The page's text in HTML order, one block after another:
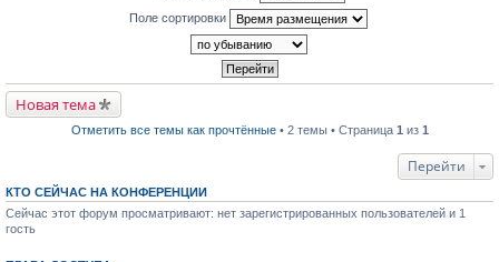
и
а
н
н
с
о
о
у
н
е
п
р
т
а
н
в
о
м
у
р
о
ч
Поле сортировки
Новая тема
Отметить все темы как прочтённые• 2 темы • Страница 1 из 1
Перейти
КТО СЕЙЧАС НА КОНФЕРЕНЦИИ
Сейчас этот форум просматривают: нет зарегистрированных пользователей и 1
гость